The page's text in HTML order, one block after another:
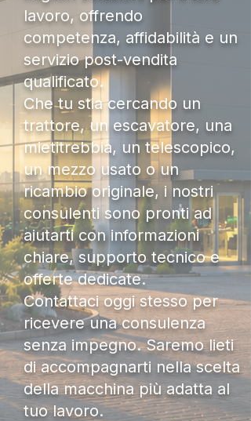
lavoro, offrendo
competenza, affidabilità e un
servizio post-vendita
qualificato.
Che tu stia cercando un
trattore, un escavatore, una
mietitrebbia, un telescopico,
un mezzo usato o un
ricambio originale, i nostri
consulenti sono pronti ad
aiutarti con informazioni
chiare, supporto tecnico e
offerte dedicate.
Contattaci oggi stesso per
ricevere una consulenza
senza impegno. Saremo lieti
di accompagnarti nella scelta
della macchina più adatta al
tuo lavoro.